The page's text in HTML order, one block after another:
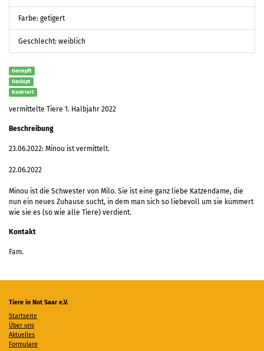
Farbe: getigert
Geschlecht: weiblich
Geimpft
Gechipt
Kastriert
vermittelte Tiere 1. Halbjahr 2022
Beschreibung
23.06.2022: Minou ist vermittelt.
22.06.2022
Minou ist die Schwester von Milo. Sie ist eine ganz liebe Katzendame, die
nun ein neues Zuhause sucht, in dem man sich so liebevoll um sie kümmert
wie sie es (so wie alle Tiere) verdient.
Kontakt
Fam.
Tiere in Not Saar e.V.
Startseite
Über uns
Aktuelles
Formulare